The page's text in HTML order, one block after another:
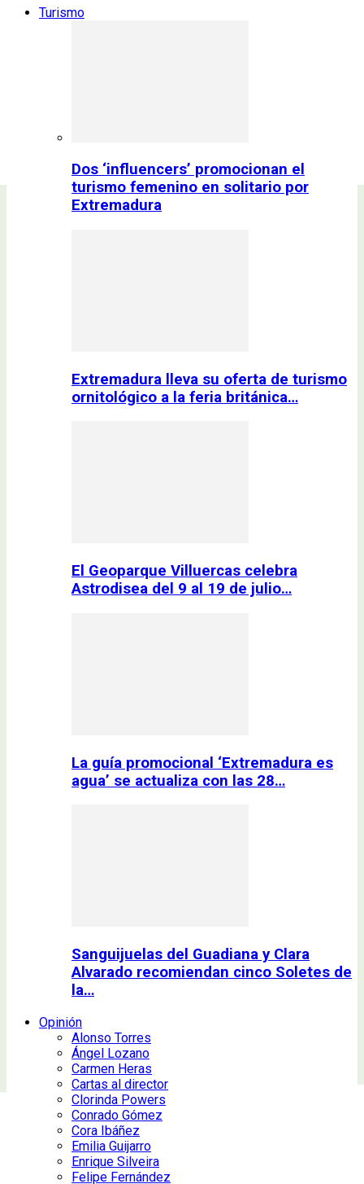
Turismo
Dos ‘influencers’ promocionan el
turismo femenino en solitario por
Extremadura
Extremadura lleva su oferta de turismo
ornitológico a la feria británica…
El Geoparque Villuercas celebra
Astrodisea del 9 al 19 de julio…
La guía promocional ‘Extremadura es
agua’ se actualiza con las 28…
Sanguijuelas del Guadiana y Clara
Alvarado recomiendan cinco Soletes de
la…
Opinión
Alonso Torres
Ángel Lozano
Carmen Heras
Cartas al director
Clorinda Powers
Conrado Gómez
Cora Ibáñez
Emilia Guijarro
Enrique Silveira
Felipe Fernández